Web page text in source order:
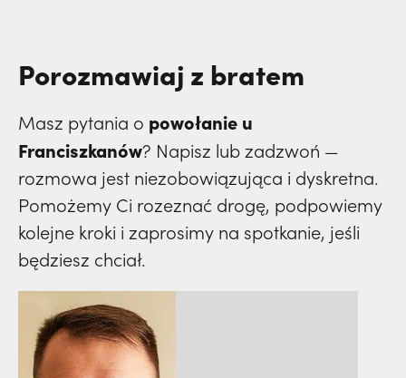
Porozmawiaj z bratem
Masz pytania o powołanie u
Franciszkanów? Napisz lub zadzwoń —
rozmowa jest niezobowiązująca i dyskretna.
Pomożemy Ci rozeznać drogę, podpowiemy
kolejne kroki i zaprosimy na spotkanie, jeśli
będziesz chciał.